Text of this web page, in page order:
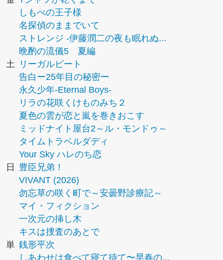
しもべの王子様
名探偵のままでいて
ストレンジ -伊藤潤二の夜も眠れぬ...
晩酌の流儀5 夏編
土
リーガルビート
告白ー25年目の秘密ー
永久少年-Eternal Boys-
リラの花咲くけものみち２
夏色の雲が恋と嵐を巻きおこす
ミッドナイト屋台2～ル・モンドゥ～
タイムトラベルダディ
Your Sky ハレのち恋
日
豊臣兄弟！
VIVANT (2026)
勿忘草の咲く町で～安曇野診療記～
マイ・フィクション
一次元の挿し木
キスは捜査のあとで
単 銭形平次
しあわせは食べて寝て待て〜早春の...